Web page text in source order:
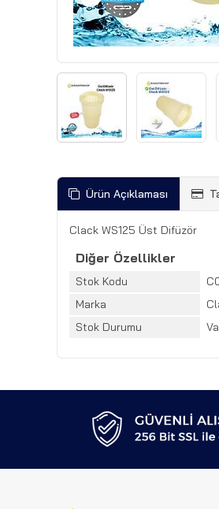
Ürün Açıklaması
Clack WS125 Üst Difüzör
Diğer Özellikler
Stok Kodu
Marka
Stok Durumu